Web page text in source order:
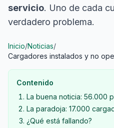
servicio. Uno de cada
verdadero problema.
Inicio/Noticias/
Cargadores instalados y no
Contenido
La buena noticia: 56.000
La paradoja: 17.000
¿Qué está fallando?